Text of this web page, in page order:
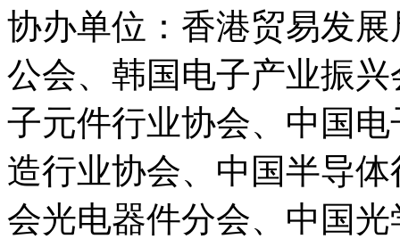
协办单位：香港贸易发
公会、韩国电子产业振
子元件行业协会、中国
造行业协会、中国半导
会光电器件分会、中国